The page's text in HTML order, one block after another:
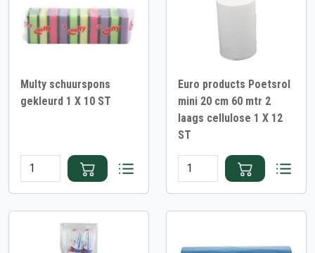
Multy schuurspons
gekleurd 1 X 10 ST
Euro products Poetsrol
mini 20 cm 60 mtr 2
laags cellulose 1 X 12
ST